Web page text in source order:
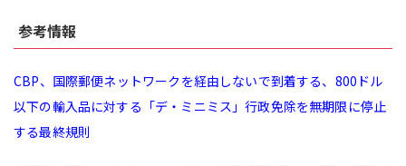
参考情報
CBP、国際郵便ネットワークを経由しないで到着する、800ドル
以下の輸入品に対する「デ・ミニミス」行政免除を無期限に停止
する最終規則